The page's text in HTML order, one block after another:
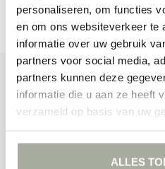
personaliseren, om functies
en om ons websiteverkeer te
informatie over uw gebruik
partners voor social media,
partners kunnen deze
informatie die u aan ze heeft
verzameld op basis van uw
ALLES
ABONNEER JE OP
Blijf op de hoogte over onze